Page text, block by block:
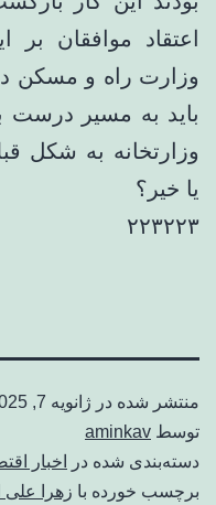
اعتقاد موافقان بر
وزارت راه و مسکن
باید به مسیر درست
وزارتخانه به شکل
یا خیر؟
۲۲۳۲۲۳
منتشر شده در ژانویه 7, 2025
توسط aminkav
دسته‌بندی شده در
اخبار
برچسب خورده با زهرا علی